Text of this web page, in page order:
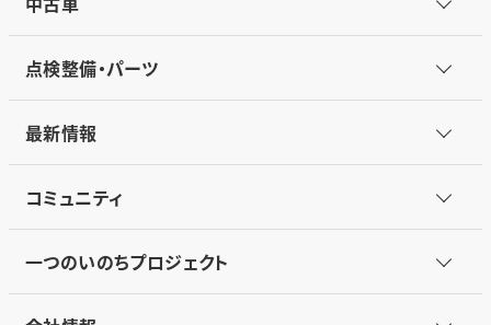
点検整備・パーツ
最新情報
コミュニティ
一つのいのちプロジェクト